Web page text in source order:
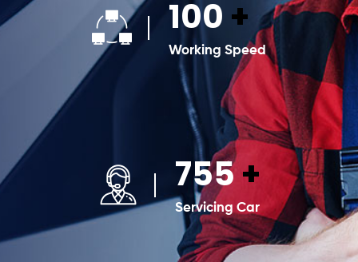
100 +
Working Speed
755+
Servicing Car